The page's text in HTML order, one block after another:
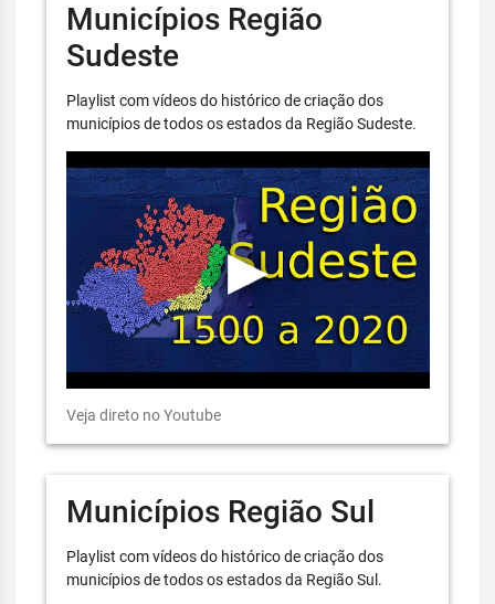
Municípios Região
Sudeste
Playlist com vídeos do histórico de criação dos
municípios de todos os estados da Região Sudeste.
Veja direto no Youtube
Municípios Região Sul
Playlist com vídeos do histórico de criação dos
municípios de todos os estados da Região Sul.